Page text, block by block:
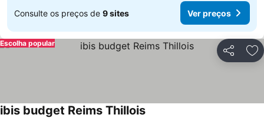
Consulte os preços de 9 sites Ver preços
Partilhar
Escolha popular
ibis budget Reims Thillois